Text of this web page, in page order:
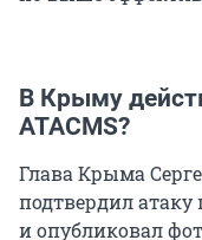
В Крыму
ATACMS?
Глава Крыма
подтвердил атаку
и опубликовал